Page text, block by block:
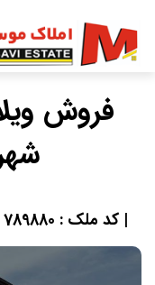
فروش
| کد ملک : 789880